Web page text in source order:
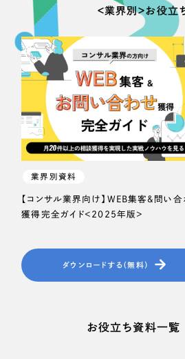
＜業界別＞お役立
業界別資料
【コンサル業界向け】WEB集客＆問い合
獲得完全ガイド＜2025年版＞
ダウンロードする（無料）
お役立ち資料一覧